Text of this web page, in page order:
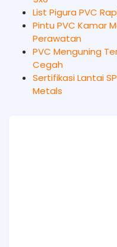
List Pigura PVC
Pintu PVC Kamar
Perawatan
PVC Menguning
Cegah
Sertifikasi Lantai
Metals